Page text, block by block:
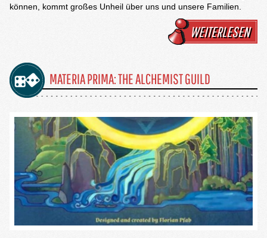
können, kommt großes Unheil über uns und unsere Familien.
WEITERLESEN
MATERIA PRIMA: THE ALCHEMIST GUILD